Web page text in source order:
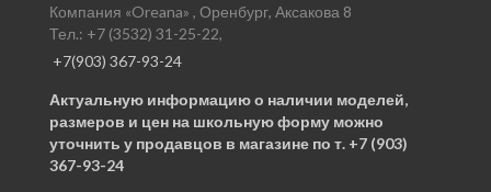
Компания «Oreana» , Оренбург, Аксакова 8
Тел.: +7 (3532) 31-25-22,
+7(903) 367-93-24
Актуальную информацию о наличии моделей,
размеров и цен на школьную форму можно
уточнить у продавцов в магазине по т. +7 (903)
367-93-24